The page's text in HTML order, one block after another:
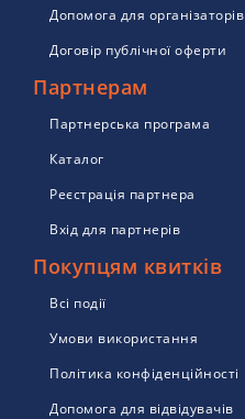
Допомога для організаторів
Договір публічної оферти
Партнерам
Партнерська програма
Каталог
Реєстрація партнера
Вхід для партнерів
Покупцям квитків
Всі події
Умови використання
Політика конфіденційності
Допомога для відвідувачів